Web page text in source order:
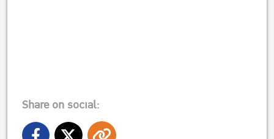
Share on social: